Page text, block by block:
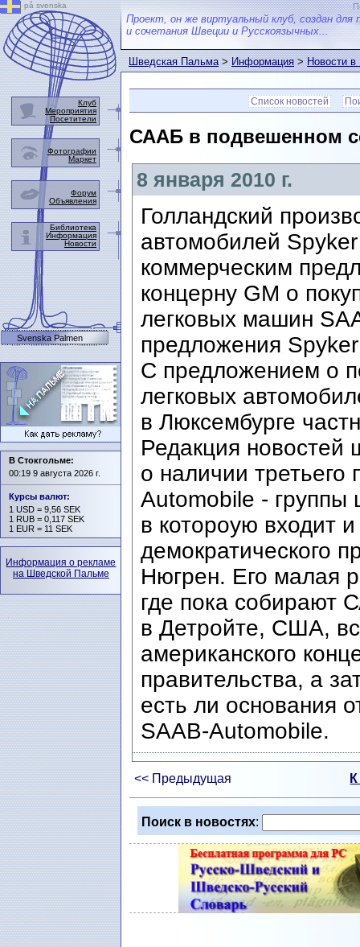
Проект, он же виртуальный клуб, создан для
и сочетания Швеции и Русскоязычных...
Шведская Пальма>Информация>Новости
Список новостей
СААБ в подвешенном
8 января 2010 г.
Голландский
автомобилей
коммерческим
концерну GM о
легковых машин
предложения
С предложением о
легковых
в Люксембурге
Редакция новостей
о наличии третьего
Automobile - группы
в котороую входит
демократического
Нюгрен. Его малая
где пока
в Детройте, США,
американского
правительства, а
есть ли основания
SAAB-Automobile.
<< Предыдущая
Поиск в новостях:
på svenska
Клуб
Мероприятия
Посетители
Фотографии
Маркет
Форум
Объявления
Библиотека
Информация
Новости
Svenska Palmen
В Стокгольме:
00:19 9 августа 2026 г.
Курсы валют:
1 USD = 9,56 SEK
1 RUB = 0,117 SEK
1 EUR = 11 SEK
Информация о рекламе
на Шведской Пальме